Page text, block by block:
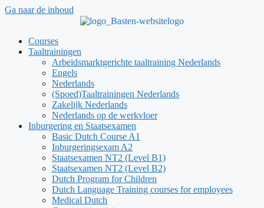
Ga naar de inhoud
Courses
Taaltrainingen
Arbeidsmarktgerichte taaltraining Nederlands
Engels
Nederlands
(Spoed)Taaltrainingen Nederlands
Zakelijk Nederlands
Nederlands op de werkvloer
Inburgering en Staatsexamen
Basic Dutch Course A1
Inburgeringsexam A2
Staatsexamen NT2 (Level B1)
Staatsexamen NT2 (Level B2)
Dutch Program for Children
Dutch Language Training courses for employees
Medical Dutch